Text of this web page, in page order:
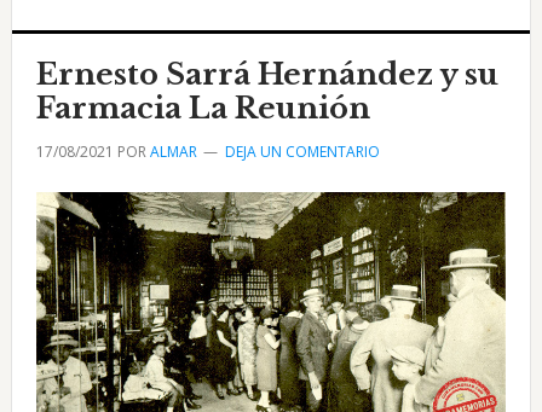
Ernesto Sarrá Hernández y su
Farmacia La Reunión
17/08/2021 PORALMAR DEJA UN COMENTARIO